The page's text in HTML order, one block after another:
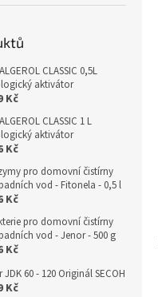
CLASSIC 0,5L
aktivátor
Kč
CLASSIC 1 L
aktivátor
Kč
pro domovní čistírny
vod - Fitonela - 0,5 l
Kč
pro domovní čistírny
vod - Jenor - 500 g
Kč
JDK 60 - 120 Originál SECOH
Kč